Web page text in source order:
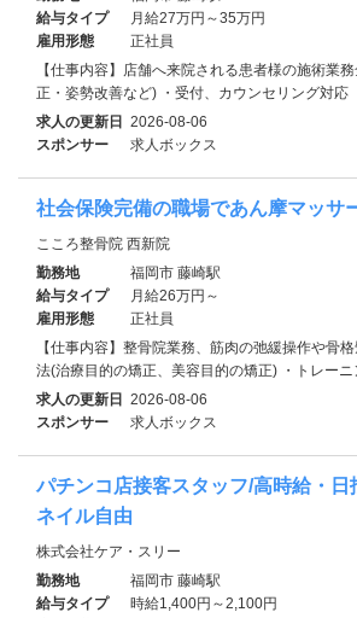
給与タイプ
月給27万円～35万円
雇用形態
正社員
【仕事内容】店舗へ来院される患者様の施術業
正・姿勢改善など) ・受付、カウンセリング対応
求人の更新日 2026-08-06
スポンサー
求人ボックス
社会保険完備の職場であん摩マッサ
こころ整骨院 西新院
勤務地
福岡市 藤崎駅
給与タイプ
月給26万円～
雇用形態
正社員
【仕事内容】整骨院業務、筋肉の弛緩操作や骨
法(治療目的の矯正、美容目的の矯正) ・トレーニ
求人の更新日 2026-08-06
スポンサー
求人ボックス
パチンコ店接客スタッフ/高時給・日
ネイル自由
株式会社ケア・スリー
勤務地
福岡市 藤崎駅
給与タイプ
時給1,400円～2,100円